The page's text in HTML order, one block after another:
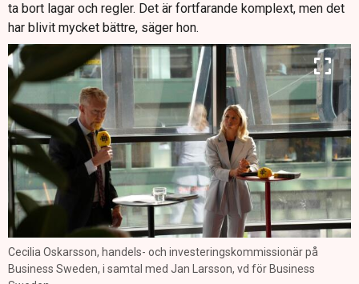
ta bort lagar och regler. Det är fortfarande komplext, men det
har blivit mycket bättre, säger hon.
Cecilia Oskarsson, handels- och investeringskommissionär på
Business Sweden, i samtal med Jan Larsson, vd för Business